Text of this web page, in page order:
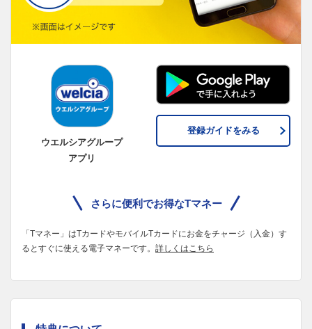
ウエルシアグループ
アプリ
登録ガイドをみる
さらに便利でお得なTマネー
「Tマネー」はTカードやモバイルTカードにお金をチャージ（入金）す
るとすぐに使える電子マネーです。 詳しくはこちら